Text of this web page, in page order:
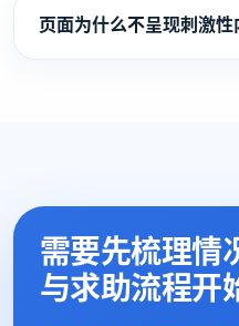
页面为什么不呈现刺激性
需要先梳理情
与求助流程开